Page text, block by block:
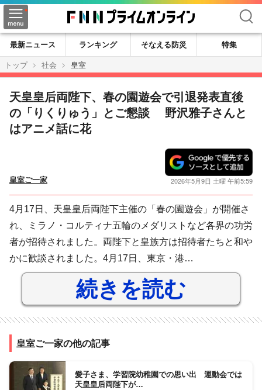
検索
最新ニュース ランキング そなえる防災
特集
トップ
社会 皇室
天皇皇后両陛下、春の園遊会で引退発表直後
の「りくりゅう」とご懇談 野沢雅子さんと
はアニメ話に花
皇室ご一家 2026年5月9日 土曜 午前5:59
4月17日、天皇皇后両陛下主催の「春の園遊会」が開催さ
れ、ミラノ・コルティナ五輪のメダリストなど各界の功労
者が招待されました。両陛下と皇族方は招待者たちと和や
かに歓談されました。4月17日、東京・港…
続きを読む
皇室ご一家の他の記事
愛子さま、学習院幼稚園での思い出 運動会では
天皇皇后両陛下が…